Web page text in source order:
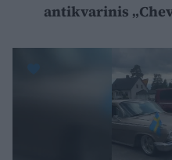
antikvarinis